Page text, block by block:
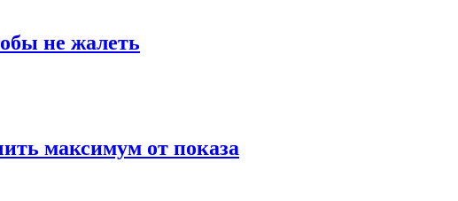
не жалеть
максимум от показа